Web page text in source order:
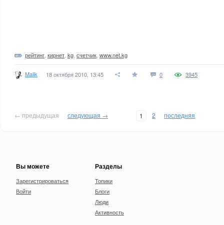
рейтинг кирнет kg счетчик www.net.kg
Malik 18 октября 2010, 13:45 0 3945
← предыдущая следующая → 1 2 последняя
Вы можете
Зарегистрироваться
Войти
Разделы
Топики
Блоги
Люди
Активность